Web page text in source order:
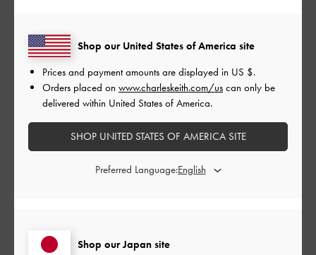
品質
もっと見る
このレビューは役に立ちましたか？
ご利用者様
Shop our Japan site
Shop our United States of America site
Prices and payment amounts are displayed in US $.
Orders placed on www.charleskeith.com/us can only be
delivered within United States of America.
SHOP UNITED STATES OF AMERICA SITE
Preferred Language: